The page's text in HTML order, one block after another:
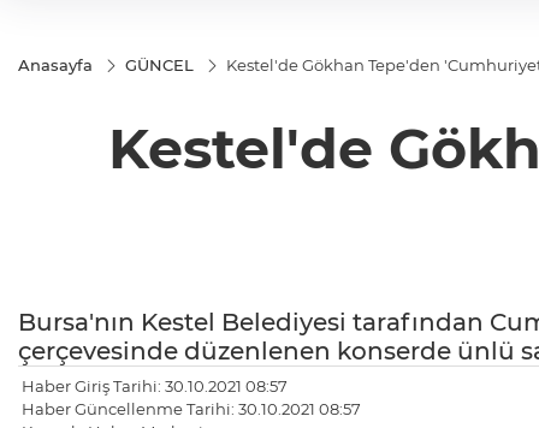
Anasayfa GÜNCEL Kestel'de Gökhan Tepe'den
Kestel'de
Bursa'nın Kestel Belediyesi tarafından
çerçevesinde düzenlenen konserde ünlü
Haber Giriş Tarihi: 30.10.2021 08:57
Haber Güncellenme Tarihi: 30.10.2021 08:57